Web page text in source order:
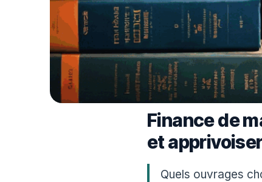
Finance de
et
Quels ouvrages